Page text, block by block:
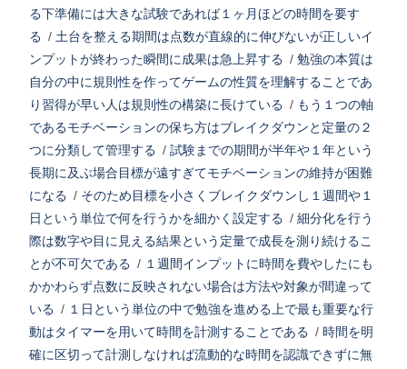
る下準備には大きな試験であれば１ヶ月ほどの時間を要す
る / 土台を整える期間は点数が直線的に伸びないが正しいイ
ンプットが終わった瞬間に成果は急上昇する / 勉強の本質は
自分の中に規則性を作ってゲームの性質を理解することであ
り習得が早い人は規則性の構築に長けている / もう１つの軸
であるモチベーションの保ち方はブレイクダウンと定量の２
つに分類して管理する / 試験までの期間が半年や１年という
長期に及ぶ場合目標が遠すぎてモチベーションの維持が困難
になる / そのため目標を小さくブレイクダウンし１週間や１
日という単位で何を行うかを細かく設定する / 細分化を行う
際は数字や目に見える結果という定量で成長を測り続けるこ
とが不可欠である / １週間インプットに時間を費やしたにも
かかわらず点数に反映されない場合は方法や対象が間違って
いる / １日という単位の中で勉強を進める上で最も重要な行
動はタイマーを用いて時間を計測することである / 時間を明
確に区切って計測しなければ流動的な時間を認識できずに無